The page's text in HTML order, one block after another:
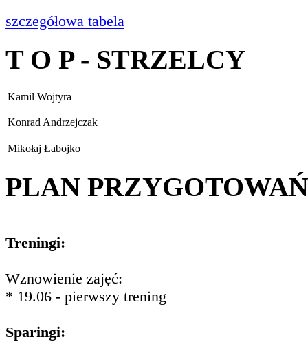
szczegółowa tabela
T O P - STRZELCY
Kamil Wojtyra
Konrad Andrzejczak
Mikołaj Łabojko
PLAN PRZYGOTOWAŃ
Treningi:
Wznowienie zajęć:
* 19.06 - pierwszy trening
Sparingi: